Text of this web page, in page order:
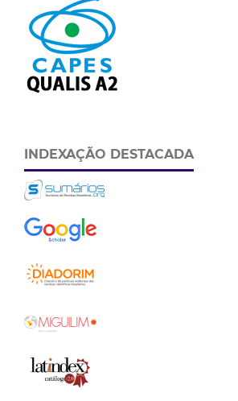
INDEXAÇÃO DESTACADA